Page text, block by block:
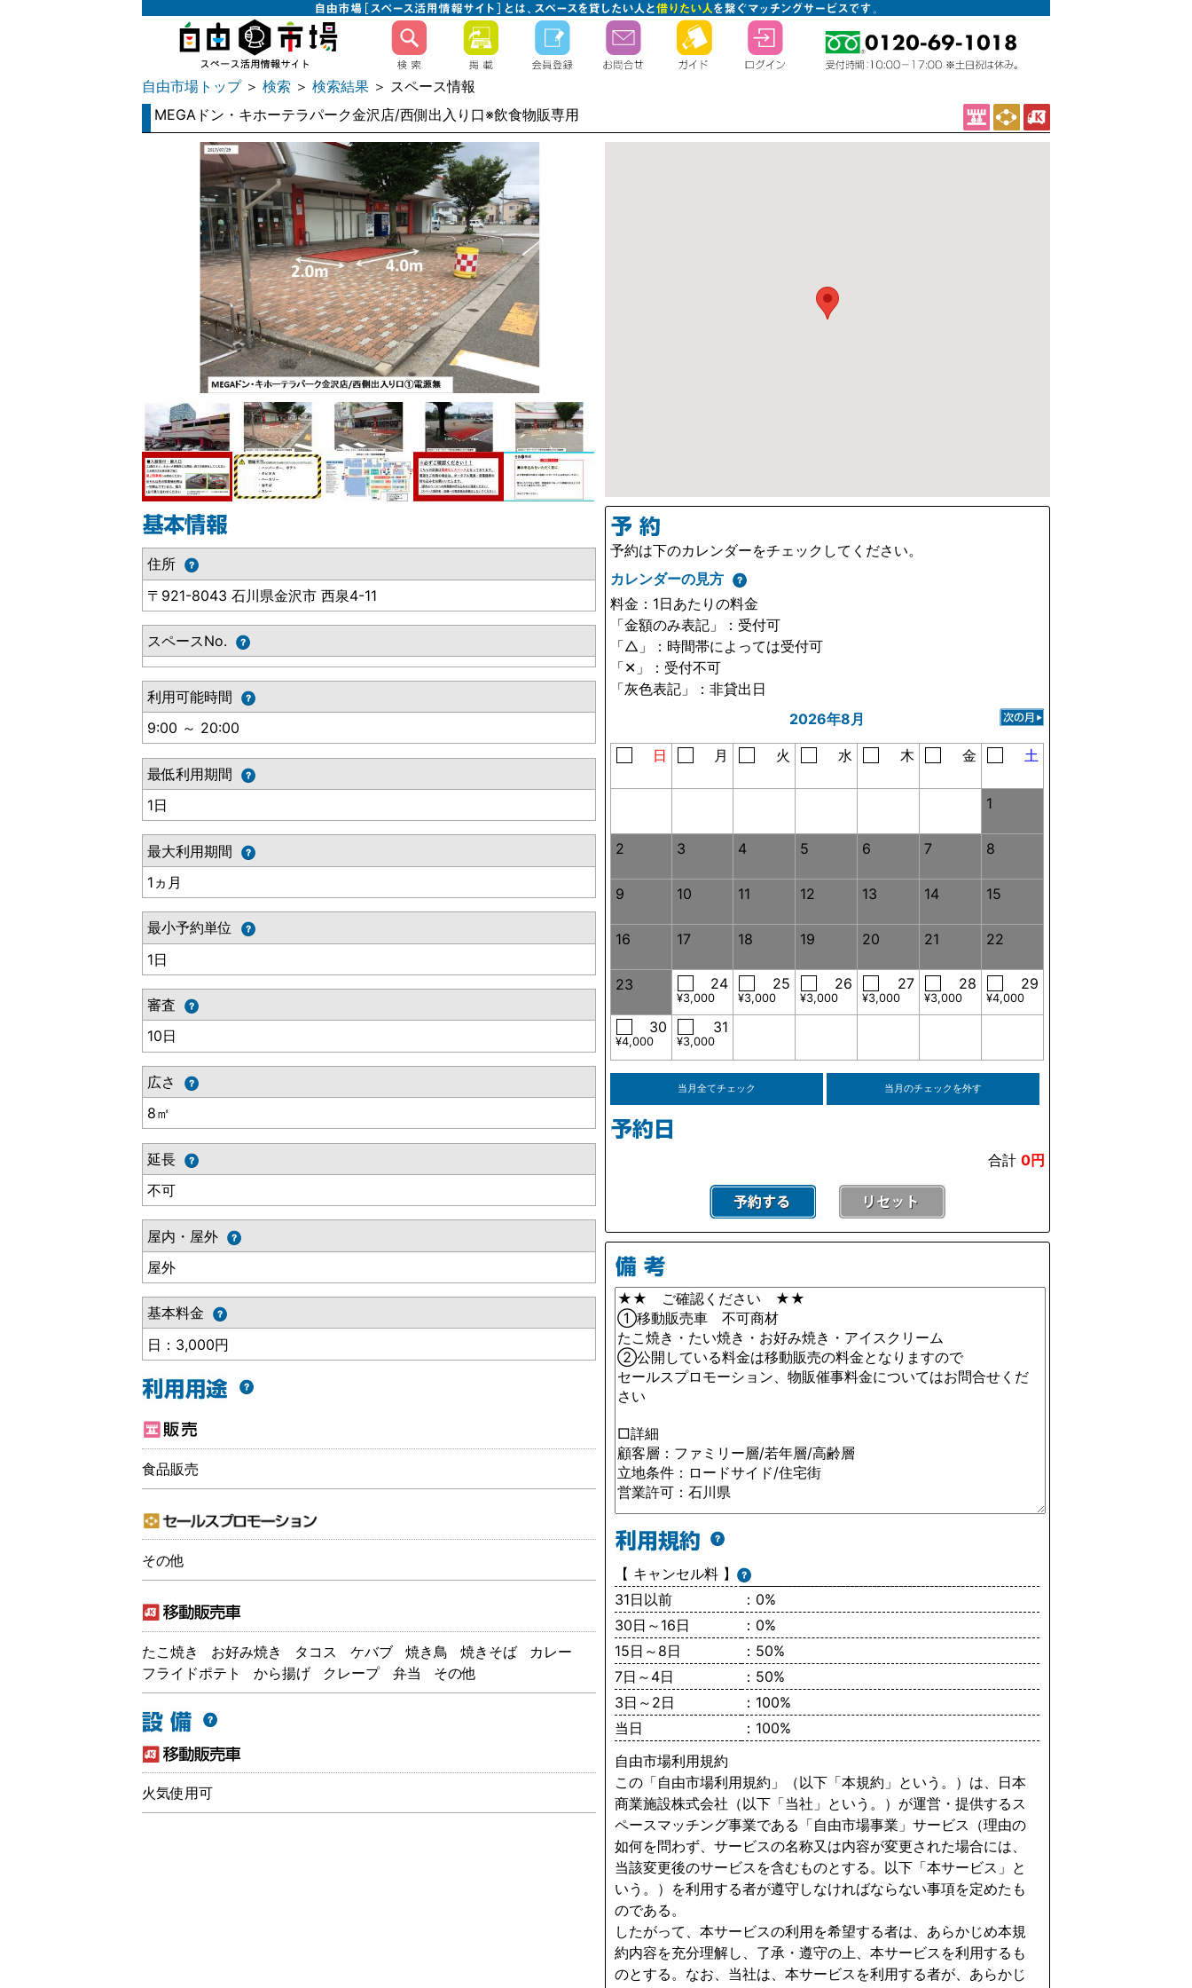
自由市場トップ＞ 検索 ＞ 検索結果 ＞ スペース情報
MEGAドン・キホーテラパーク金沢店/西側出入り口※飲食物販専用
住所
〒921-8043 石川県金沢市 西泉4-11
スペースNo.
利用可能時間
9:00 ～ 20:00
最低利用期間
1日
最大利用期間
1ヵ月
最小予約単位
1日
審査
10日
広さ
8㎡
延長
不可
屋内・屋外
屋外
基本料金
日：3,000円
食品販売
その他
たこ焼き お好み焼き タコス ケバブ 焼き鳥 焼きそば
カレー
フライドポテト
から揚げ クレープ 弁当 その他
火気使用可
予約は下のカレンダーをチェックしてください。
カレンダーの見方
料金：1日あたりの料金
「金額のみ表記」：受付可
「△」：時間帯によっては受付可
「✕」：受付不可
「灰色表記」：非貸出日
2026年8月
日 月 火 水 木 金 土
1
2 3 4 5 6 7 8
9 10 11 12 13 14 15
16 17 18 19 20 21 22
23 24
¥3,000
25
¥3,000
26
¥3,000
27
¥3,000
28
¥3,000
29
¥4,000
30
¥4,000
31
¥3,000
当月全てチェック 当月のチェックを外す
合計 0円
【 キャンセル料 】
31日以前
：0%
30日～16日
：0%
15日～8日
：50%
7日～4日
：50%
3日～2日
：100%
当日
：100%
自由市場利用規約
この「自由市場利用規約」（以下「本規約」という。）は、日本
商業施設株式会社（以下「当社」という。）が運営・提供するス
ペースマッチング事業である「自由市場事業」サービス（理由の
如何を問わず、サービスの名称又は内容が変更された場合には、
当該変更後のサービスを含むものとする。以下「本サービス」と
いう。）を利用する者が遵守しなければならない事項を定めたも
のである。
したがって、本サービスの利用を希望する者は、あらかじめ本規
約内容を充分理解し、了承・遵守の上、本サービスを利用するも
のとする。なお、当社は、本サービスを利用する者が、あらかじ